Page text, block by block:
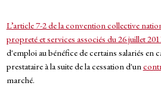
L’article 7-2 de la convention collective
propreté et services associés du 26 juillet
d'emploi au bénéfice de certains salariés en
prestataire à la suite de la cessation d'un
marché.